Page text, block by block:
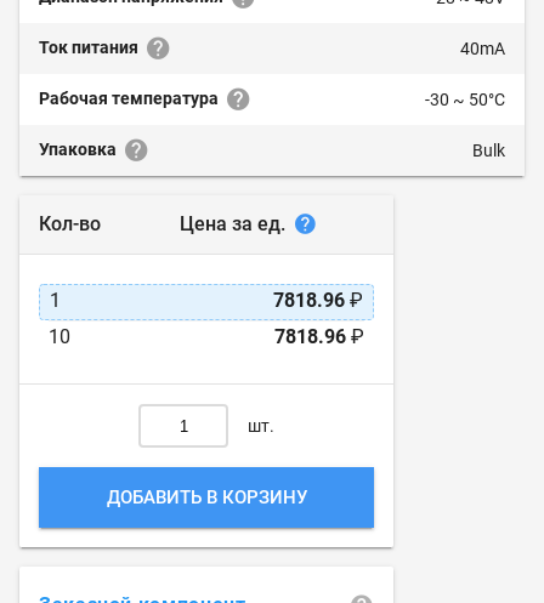
Ток питания 40mA
Рабочая температура -30 ~ 50°C
Упаковка Bulk
Кол-во Цена за ед.
1 7818.96 ₽
10
7818.96 ₽
шт.
ДОБАВИТЬ В КОРЗИНУ